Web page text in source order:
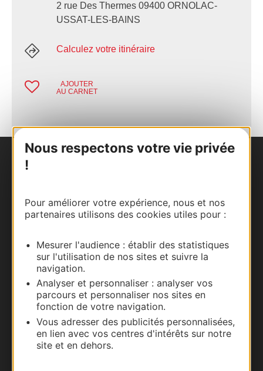
Nous respectons votre vie privée
!
Pour améliorer votre expérience, nous et nos
partenaires utilisons des cookies utiles pour :
Mesurer l'audience : établir des statistiques
sur l'utilisation de nos sites et suivre la
navigation.
Analyser et personnaliser : analyser vos
parcours et personnaliser nos sites en
fonction de votre navigation.
Vous adresser des publicités personnalisées,
en lien avec vos centres d'intérêts sur notre
site et en dehors.
2 rue Des Thermes 09400 ORNOLAC-
USSAT-LES-BAINS
Calculez votre itinéraire
AJOUTER
AU CARNET
Documentation